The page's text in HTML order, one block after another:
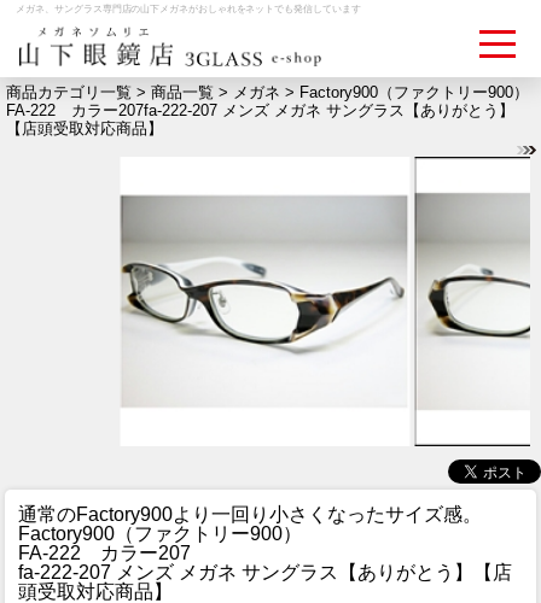
メガネ、サングラス専門店の山下メガネがおしゃれをネットでも発信しています
ログイン
メディア情報
ITEM
BLOG
商品カテゴリ一覧 > 商品一覧 > メガネ > Factory900（ファクトリー900）
FA-222 カラー207fa-222-207 メンズ メガネ サングラス【ありがとう】
【店頭受取対応商品】
通常のFactory900より一回り小さくなったサイズ感。
Factory900（ファクトリー900）
FA-222 カラー207
fa-222-207 メンズ メガネ サングラス【ありがとう】【店
頭受取対応商品】